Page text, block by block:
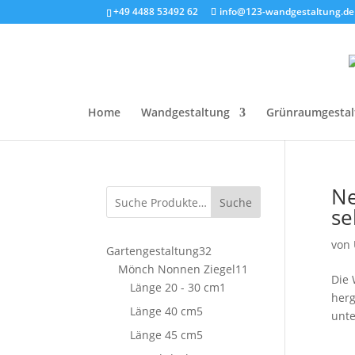
+49 4488 53492 62 info@123-wandgestaltung.de
Home Wandgestaltung
von
Die
Suche
Gartengestaltung32
Produkte
Mönch Nonnen Ziegel11
Länge 20 - 30 cm1
Länge 40 cm5
Länge 45 cm5